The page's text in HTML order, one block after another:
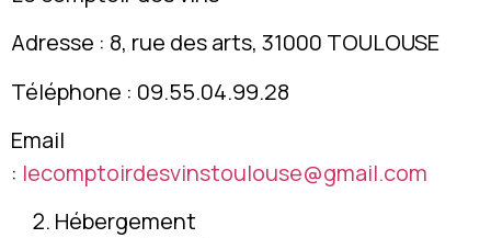
Adresse : 8, rue des arts, 31000 TOULOUSE
Téléphone : 09.55.04.99.28
Email
: lecomptoirdesvinstoulouse@gmail.com
Hébergement